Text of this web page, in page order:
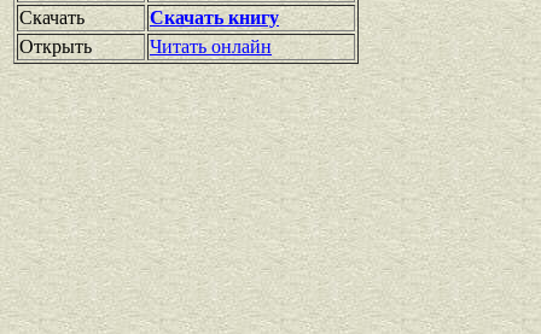
Скачать
Скачать книгу
Открыть
Читать онлайн